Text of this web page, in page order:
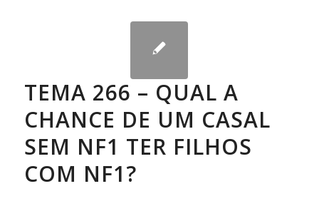
TEMA 266 – QUAL A
CHANCE DE UM CASAL
SEM NF1 TER FILHOS
COM NF1?